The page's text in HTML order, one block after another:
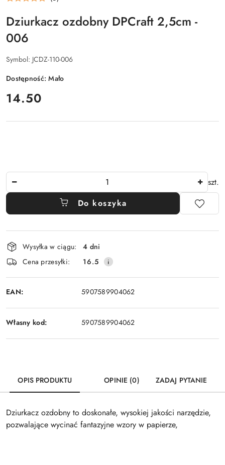
Dziurkacz ozdobny DPCraft 2,5cm -
006
Symbol: JCDZ-110-006
Dostępność:Mało
cena:
14.50
szt.
Do koszyka
Dostępność
i
dostawa
Wysyłka w ciągu:
4 dni
Cena przesyłki:
16.5
EAN: 5907589904062
Własny kod: 5907589904062
OPIS PRODUKTU OPINIE (0) ZADAJ PYTANIE
Dziurkacz ozdobny to doskonałe, wysokiej jakości narzędzie,
pozwalające wycinać fantazyjne wzory w papierze,